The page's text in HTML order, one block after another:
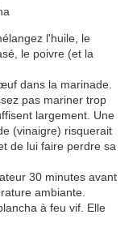
l'huile, le
le poivre (et la
dans la marinade.
pas mariner trop
largement. Une
(vinaigre) risquerait
de lui faire perdre sa
30 minutes avant
ambiante.
à feu vif. Elle